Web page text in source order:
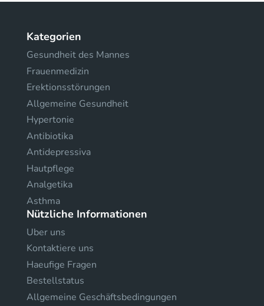
Kategorien
Gesundheit des Mannes
Frauenmedizin
Erektionsstörungen
Allgemeine Gesundheit
Hypertonie
Antibiotika
Antidepressiva
Hautpflege
Analgetika
Asthma
Nützliche Informationen
Uber uns
Kontaktiere uns
Haeufige Fragen
Bestellstatus
Allgemeine Geschäftsbedingungen